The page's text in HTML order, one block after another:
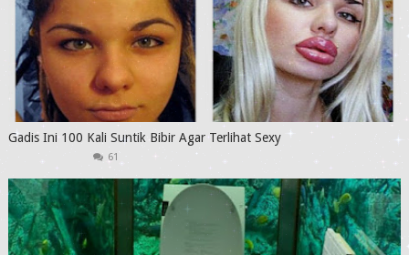
Gadis Ini 100 Kali Suntik Bibir Agar Terlihat Sexy
61